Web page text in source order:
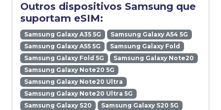
Outros dispositivos Samsung que
suportam eSIM:
Samsung Galaxy A35 5G
Samsung Galaxy A54 5G
Samsung Galaxy A55 5G
Samsung Galaxy Fold
Samsung Galaxy Fold 5G
Samsung Galaxy Note20
Samsung Galaxy Note20 5G
Samsung Galaxy Note20 Ultra
Samsung Galaxy Note20 Ultra 5G
Samsung Galaxy S20
Samsung Galaxy S20 5G